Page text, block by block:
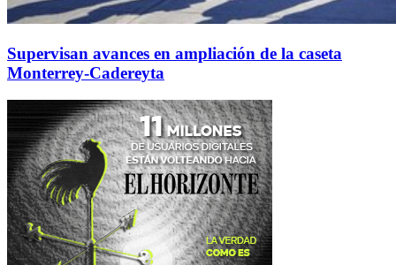
Supervisan avances en ampliación de la caseta
Monterrey-Cadereyta